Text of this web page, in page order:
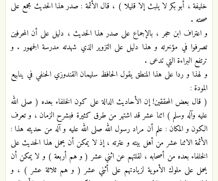
خليفة ، أبو بكر لا يلبث إلا قليلا ) ، قال الأئمة : صدر هذا الحديث مجمع على
صحته .
و اعتراف ابن حجر ، بالإجماع على صدر هذا الحديث ، دليل على أن المحرفين
تصرفوا في مؤخرته و هذا دليل على التزوير الذي شهدته مدرسة الجمهور . و
ترتفع البراءة التي تدعى .
و لهذا و ردا على هذا المنطق يقول الحافظ سليمان القندوزي الحنفي في ينابيع
المودة :
( قال بعض المحققين! إن الأحاديث الدالة على كون الخلفاء بعده ( صلى الله
عليه وآله وسلم ) اثنا عشر قد اشتهر من طرق كثيرة فبشرح الزمان ، و تعرف
الكون و المكان : علم أن مراد رسول الله صلى الله عليه و آله من حديثه هذا :
الأئمة الاثنا عشر من أهل بيته و عترته ، إذ لا يمكن أن يحمل هذا الحديث على
الخلفاء بعده من أصحابه ، لقلتهم عن اثني عشر ( و هم أربعة ) و لا يمكن أن
يحمل على ملوك الأموية لزيادتهم على أثني عشر ( و هم ثلاثة عشر ) ، و